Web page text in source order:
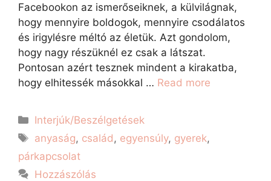
Facebookon az ismerőseiknek, a külvilágnak,
hogy mennyire boldogok, mennyire csodálatos
és irigylésre méltó az életük. Azt gondolom,
hogy nagy részüknél ez csak a látszat.
Pontosan azért tesznek mindent a kirakatba,
hogy elhitessék másokkal … Read more
Interjúk/Beszélgetések
anyaság, család , egyensúly, gyerek,
párkapcsolat
Hozzászólás